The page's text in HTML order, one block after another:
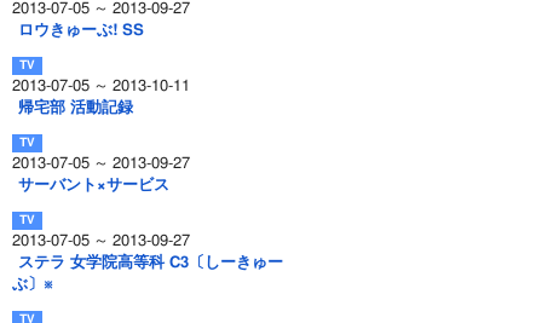
2013-07-05 ～ 2013-09-27
ロウきゅーぶ! SS
2013-07-05 ～ 2013-10-11
帰宅部 活動記録
2013-07-05 ～ 2013-09-27
サーバント×サービス
2013-07-05 ～ 2013-09-27
ステラ 女学院高等科 C3〔しーきゅー
ぶ〕※